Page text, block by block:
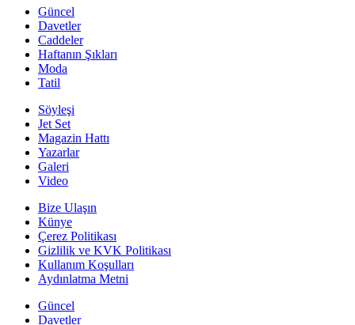
Güncel
Davetler
Caddeler
Haftanın Şıkları
Moda
Tatil
Söyleşi
Jet Set
Magazin Hattı
Yazarlar
Galeri
Video
Bize Ulaşın
Künye
Çerez Politikası
Gizlilik ve KVK Politikası
Kullanım Koşulları
Aydınlatma Metni
Güncel
Davetler